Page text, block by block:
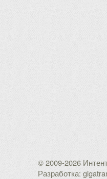
© 2009-2026
Разработка: